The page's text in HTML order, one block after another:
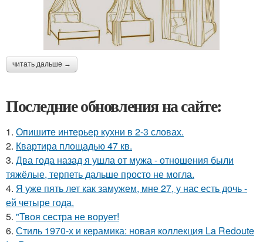
читать дальше →
Последние обновления на сайте:
1. Опишите интерьер кухни в 2-3 словах.
2. Квартира площадью 47 кв.
3. Два года назад я ушла от мужа - отношения были
тяжёлые, терпеть дальше просто не могла.
4. Я уже пять лет как замужем, мне 27, у нас есть дочь -
ей четыре года.
5. "Твоя сестра не ворует!
6. Стиль 1970-х и керамика: новая коллекция La Redoute